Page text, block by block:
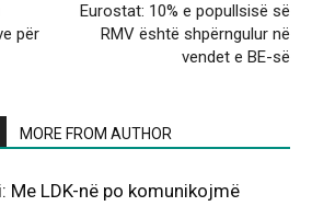
për
Eurostat: 10% e popullsisë së
RMV është shpërngulur në
vendet e BE-së
MORE FROM AUTHOR
Me LDK-në po komunikojmë